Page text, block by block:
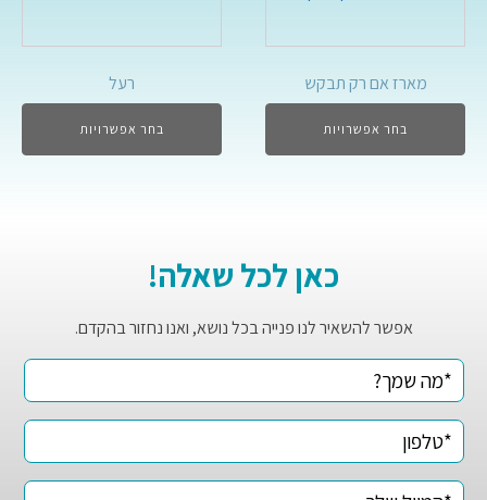
מארז אם רק תבקש
בחר אפשרויות
רעל
בחר אפשרויות
כאן לכל שאלה!
אפשר להשאיר לנו פנייה בכל נושא, ואנו נחזור בהקדם.